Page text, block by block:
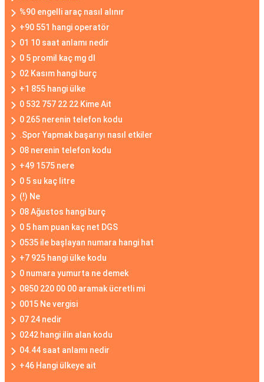
%90 engelli araç nasıl alınır
+90 551 hangi operatör
01 10 saat anlamı nedir
0 5 promil kaç mg dl
02 Kasım hangi burç
+1 855 hangi ülke
0 532 757 22 22 Kime Ait
0 265 nerenin telefon kodu
.Spor Yapmak başarıyı nasıl etkiler
08 nerenin telefon kodu
+49 1575 nere
0 5 su kaç litre
(!) Ne
08 Ağustos hangi burç
0 5 ham puan kaç net DGS
0535 ile başlayan numara hangi hat
+7 925 hangi ülke kodu
0 numara yumurta ne demek
0850 220 00 00 aramak ücretli mi
0015 Ne vergisi
07 24 nedir
0242 hangi ilin alan kodu
04.44 saat anlamı nedir
+46 Hangi ülkeye ait